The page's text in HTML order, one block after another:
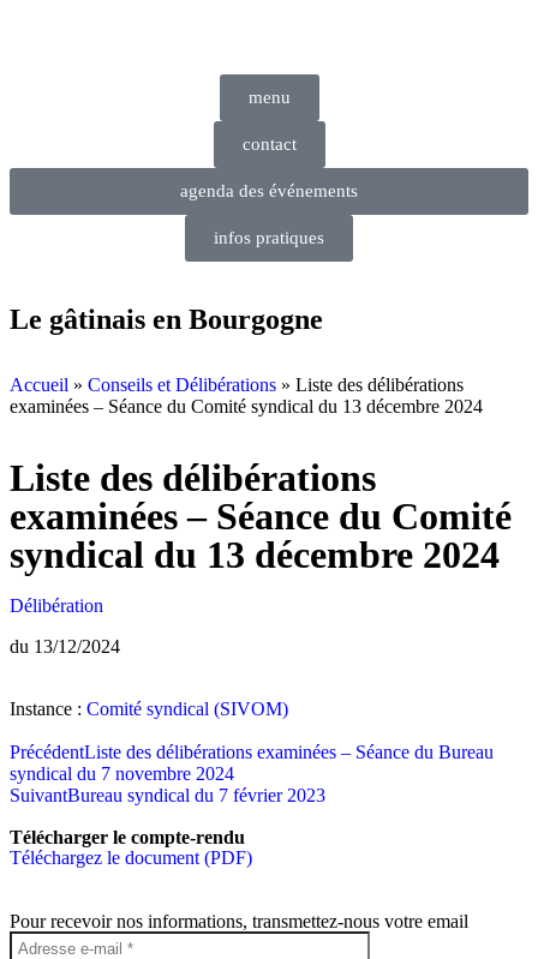
menu
contact
agenda des événements
infos pratiques
Le gâtinais en Bourgogne
Accueil » Conseils et Délibérations » Liste des délibérations
examinées – Séance du Comité syndical du 13 décembre 2024
Liste des délibérations
examinées – Séance du Comité
syndical du 13 décembre 2024
Délibération
du 13/12/2024
Instance : Comité syndical (SIVOM)
PrécédentListe des délibérations examinées – Séance du Bureau
syndical du 7 novembre 2024
SuivantBureau syndical du 7 février 2023
Télécharger le compte-rendu
Téléchargez le document (PDF)
Pour recevoir nos informations, transmettez-nous votre email